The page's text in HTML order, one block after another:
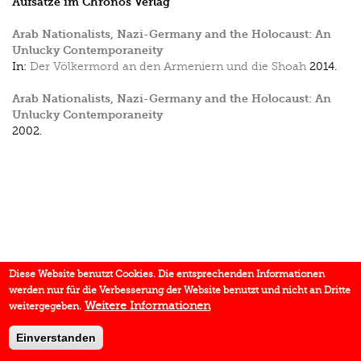
Arab Nationalists, Nazi-Germany and the Holocaust: An
Unlucky Contemporaneity
In: Der Völkermord an den Armeniern und die Shoah 2014.
Arab Nationalists, Nazi-Germany and the Holocaust: An
Unlucky Contemporaneity
2002.
Diese Website benutzt Cookies. Die entsprechenden Informationen
werden nur für die Verbesserung der Website benutzt und nicht an Dritte
weitergegeben. Weitere Informationen
Einverstanden